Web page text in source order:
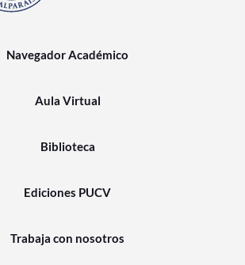
Navegador Académico
Aula Virtual
Biblioteca
Ediciones PUCV
Trabaja con nosotros